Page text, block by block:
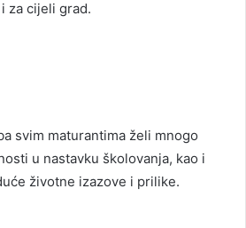
za cijeli grad.
svim maturantima želi mnogo
u nastavku školovanja, kao i
životne izazove i prilike.